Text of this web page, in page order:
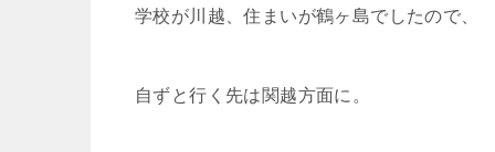
学校が川越、住まいが鶴ヶ島でしたので、
自ずと行く先は関越方面に。